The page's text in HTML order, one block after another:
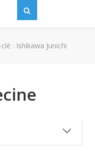
: Ishikawa Junichi